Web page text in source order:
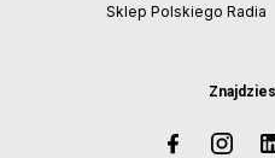
Sklep Polskiego Radia